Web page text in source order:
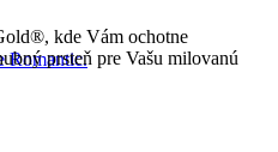
Romantic.
kde Vám ochotne
prsteň pre Vašu milovanú